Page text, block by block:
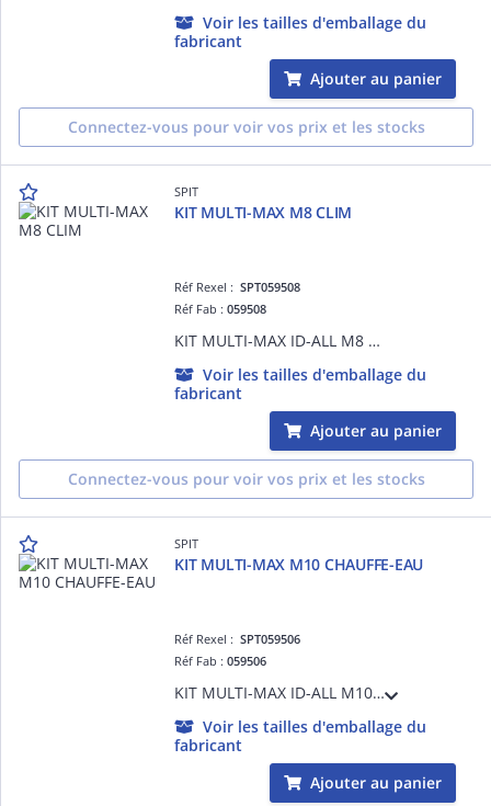
Voir les tailles d'emballage du
fabricant
Ajouter au panier
Connectez-vous pour voir vos prix et les stocks
SPIT
KIT MULTI-MAX M8 CLIM
Réf Rexel :SPT059508
Réf Fab :059508
KIT MULTI-MAX ID-ALL M8 CLIM
Voir les tailles d'emballage du
fabricant
Ajouter au panier
Connectez-vous pour voir vos prix et les stocks
SPIT
KIT MULTI-MAX M10 CHAUFFE-EAU
Réf Rexel :SPT059506
Réf Fab :059506
KIT MULTI-MAX ID-ALL M10 CHAUFF-EAU
Voir les tailles d'emballage du
fabricant
Ajouter au panier